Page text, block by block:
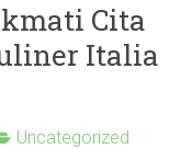
Cita
Italia
Uncategorized